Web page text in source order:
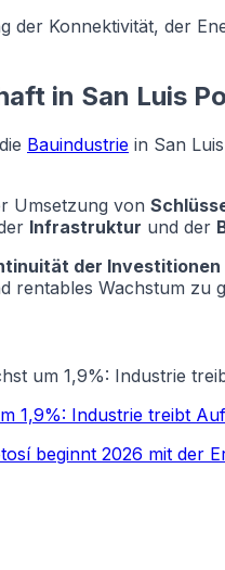
der Konnektivität, der
in San Luis
Bauindustrie in San
Umsetzung von
Infrastruktur und der
der Investitionen
rentables Wachstum zu
um 1,9%: Industrie
1,9%: Industrie treibt
beginnt 2026 mit der